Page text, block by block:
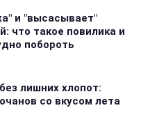
и "высасывает"
что такое повилика и
побороть
лишних хлопот:
со вкусом лета